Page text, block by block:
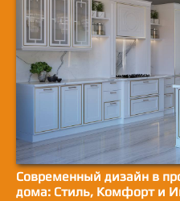
Современный дизайн в
дома: Стиль, Комфорт и